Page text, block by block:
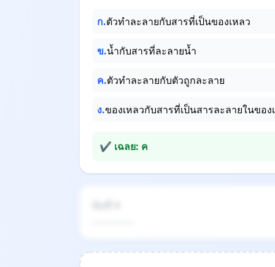
ก.ตัวทำละลายกับสารที่เป็นของเหลว
ข.น้ำกับสารที่ละลายน้ำ
ค.ตัวทำละลายกับตัวถูกละลาย
ง.ของเหลวกับสารที่เป็นสารละลายในของ
✔ เฉลย: ค